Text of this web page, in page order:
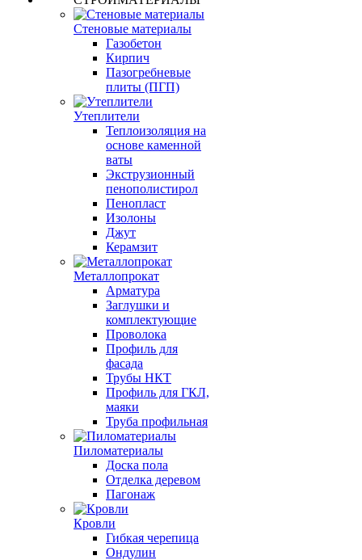
Стеновые материалы
Газобетон
Кирпич
Пазогребневые
плиты (ПГП)
Утеплители
Теплоизоляция на
основе каменной
ваты
Экструзионный
пенополистирол
Пенопласт
Изолоны
Джут
Керамзит
Металлопрокат
Арматура
Заглушки и
комплектующие
Проволока
Профиль для
фасада
Трубы НКТ
Профиль для ГКЛ,
маяки
Труба профильная
Пиломатериалы
Доска пола
Отделка деревом
Пагонаж
Кровли
Гибкая черепица
Ондулин